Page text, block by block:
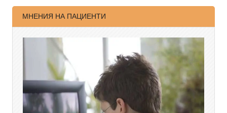
МНЕНИЯ НА ПАЦИЕНТИ